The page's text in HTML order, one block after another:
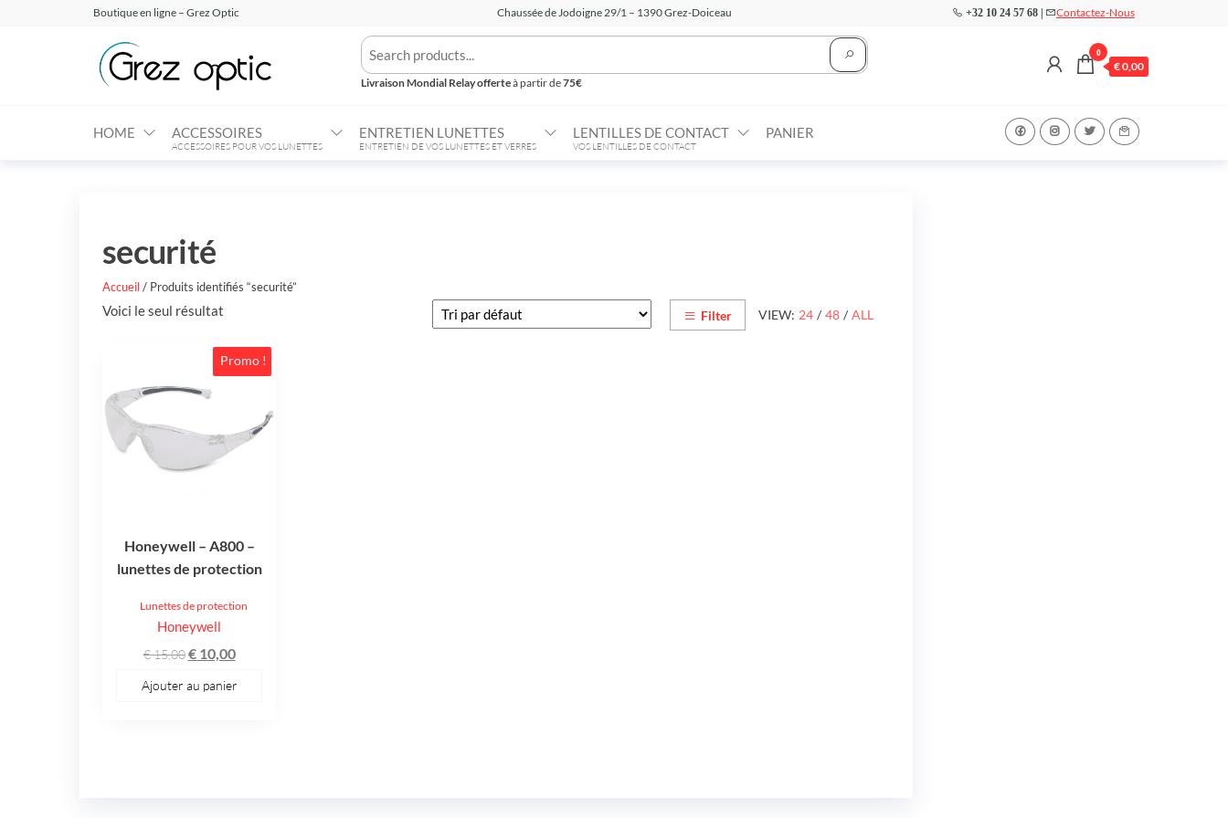
Boutique en ligne – Grez Optic Chaussée de Jodoigne 29/1 – 1390 Grez-Doiceau +32 10 24 57 68 | Contactez-Nous
Optic –Livraison Mondial Relay offerteà partir de75€
0
€0,00
HOME ACCESSOIRES
ACCESSOIRES POUR VOS LUNETTES
ENTRETIEN LUNETTES
ENTRETIEN DE VOS LUNETTES ET VERRES
LENTILLES DE CONTACT
VOS LENTILLES DE CONTACT
PANIER
securité
Accueil/ Produits identifiés “securité”
VIEW: 24 / 48 / ALL
Filter
Voici le seul résultat
Promo !
Honeywell – A800 –
lunettes de protection
Lunettes de protection
Honeywell
€15,00 Le
initial
€10,00Le
Ajouter au panier